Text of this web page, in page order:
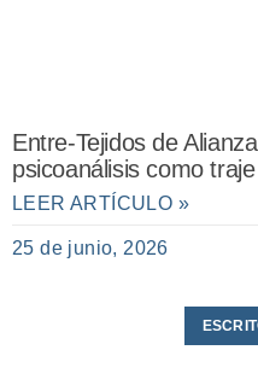
Entre-Tejidos de
psicoanálisis como
LEER ARTÍCULO »
25 de junio, 2026